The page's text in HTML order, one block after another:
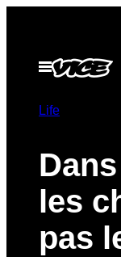
contentOpen
Menu
Life
les
pas